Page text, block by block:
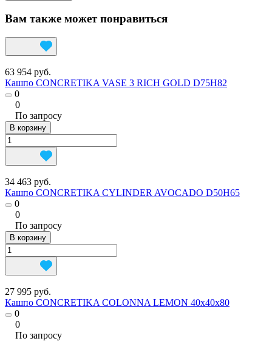
Вам также может понравиться
63 954 руб.
Кашпо CONCRETIKA VASE 3 RICH GOLD D75H82
0
0
По запросу
В корзину
34 463 руб.
Кашпо CONCRETIKA CYLINDER AVOCADO D50H65
0
0
По запросу
В корзину
27 995 руб.
Кашпо CONCRETIKA COLONNA LEMON 40x40x80
0
0
По запросу